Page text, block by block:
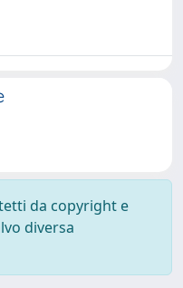
da copyright e
diversa